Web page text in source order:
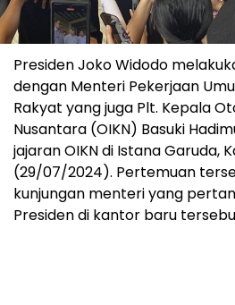
Presiden Joko Widodo
dengan Menteri Pekerjaan
Rakyat yang juga Plt. Kepala
Nusantara (OIKN) Basuki
jajaran OIKN di Istana Garuda,
(29/07/2024). Pertemuan
kunjungan menteri yang
Presiden di kantor baru